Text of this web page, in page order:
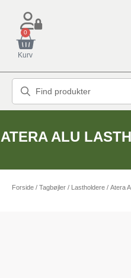
0
Kurv
ATERA ALU
Forside / Tagbøjler / Lastholdere / Atera